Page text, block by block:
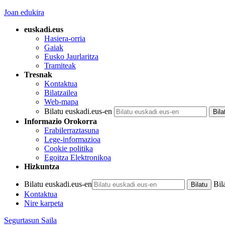
Joan edukira
euskadi.eus
Hasiera-orria
Gaiak
Eusko Jaurlaritza
Tramiteak
Tresnak
Kontaktua
Bilatzailea
Web-mapa
Bilatu euskadi.eus-en
Informazio Orokorra
Erabilerraztasuna
Lege-informazioa
Cookie politika
Egoitza Elektronikoa
Hizkuntza
Bilatu euskadi.eus-en
Kontaktua
Nire karpeta
Segurtasun Saila